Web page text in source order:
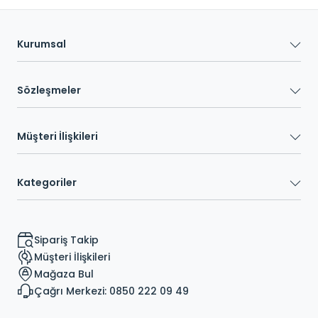
Kurumsal
Sözleşmeler
Müşteri İlişkileri
Kategoriler
Sipariş Takip
Müşteri İlişkileri
Mağaza Bul
Çağrı Merkezi: 0850 222 09 49